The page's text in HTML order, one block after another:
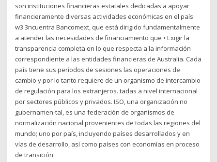
son instituciones financieras estatales dedicadas a apoyar
financieramente diversas actividades económicas en el país
w3 3ncuentra Bancomext, que está dirigido fundamentalmente
a atender las necesidades de financiamiento que • Exigir la
transparencia completa en lo que respecta a la información
correspondiente a las entidades financieras de Australia. Cada
país tiene sus períodos de sesiones las operaciones de
cambio y por lo tanto requiere de un organismo de intercambio
de regulación para los extranjeros. tadas a nivel internacional
por sectores públicos y privados. ISO, una organización no
gubernamen-tal, es una federación de organismos de
normalización nacional provenientes de todas las regiones del
mundo; uno por país, incluyendo países desarrollados y en
vías de desarrollo, así como países con economías en proceso
de transición.